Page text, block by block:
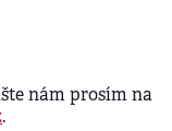
nám prosím na
.